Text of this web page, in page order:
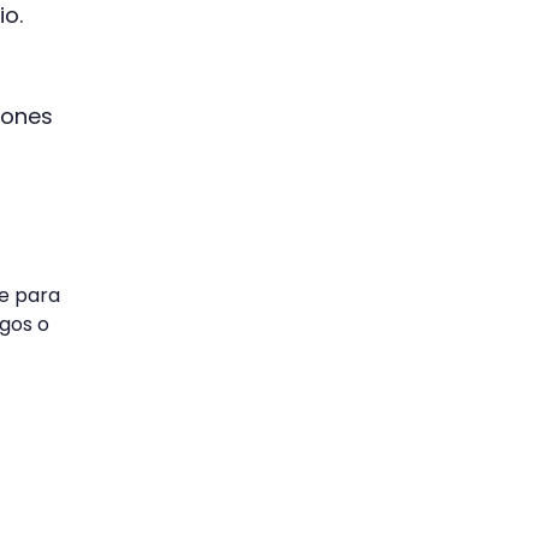
para
o